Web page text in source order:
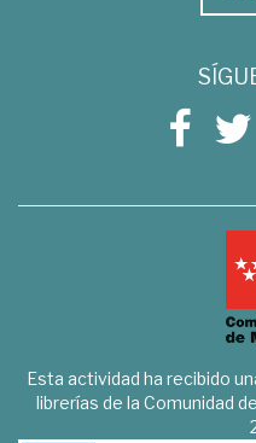
Esta actividad ha recibido
librerías de la Comunidad